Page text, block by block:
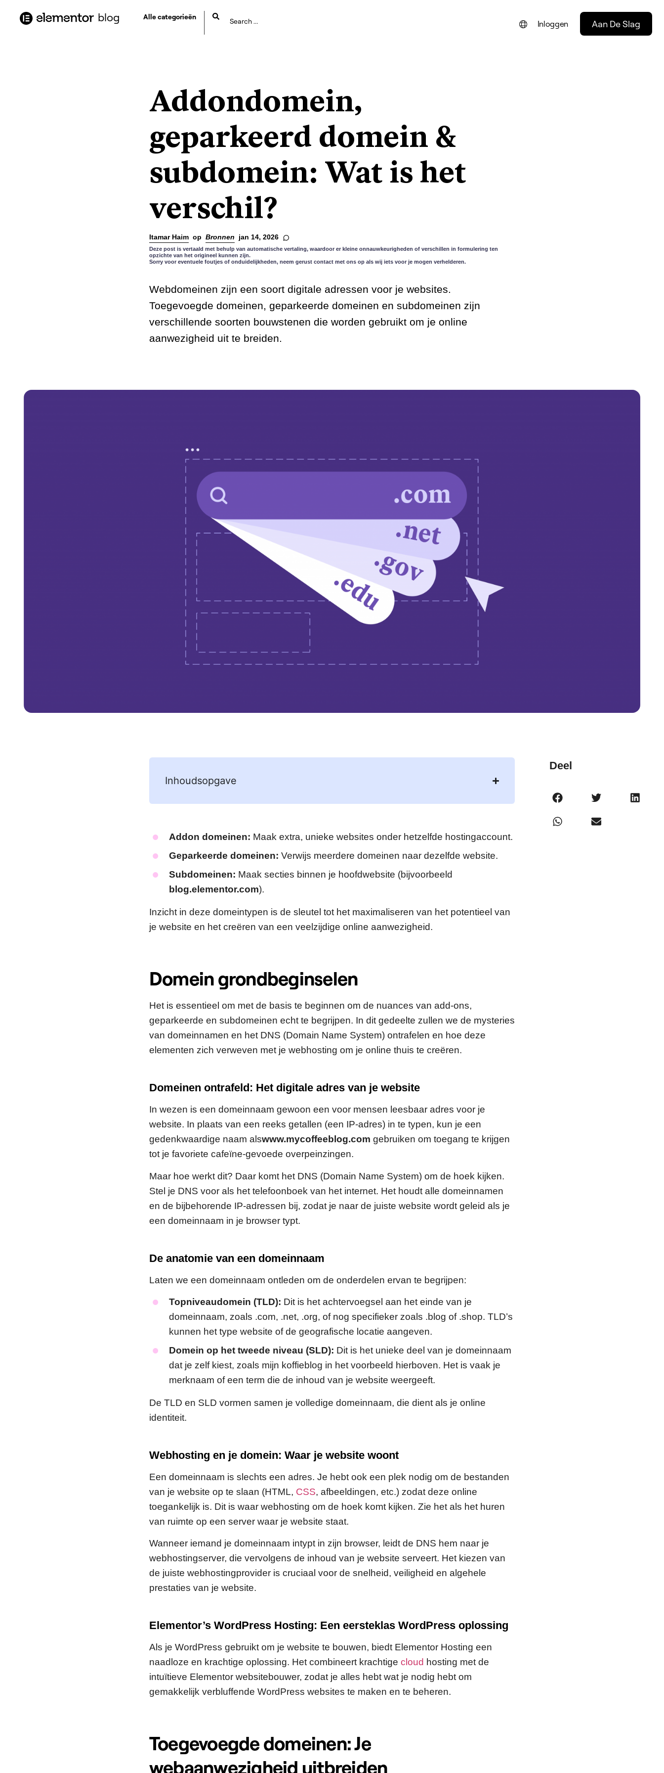
inhoud
blog Alle categorieën
Inloggen Aan De Slag
Addondomein,
geparkeerd domein &
subdomein: Wat is het
verschil?
Itamar Haim op Bronnen jan 14, 2026
Deze post is vertaald met behulp van automatische vertaling, waardoor er kleine onnauwkeurigheden of verschillen in formulering ten
opzichte van het origineel kunnen zijn.
Sorry voor eventuele foutjes of onduidelijkheden, neem gerust contact met ons op als wij iets voor je mogen verhelderen.
Webdomeinen zijn een soort digitale adressen voor je websites.
Toegevoegde domeinen, geparkeerde domeinen en subdomeinen zijn
verschillende soorten bouwstenen die worden gebruikt om je online
aanwezigheid uit te breiden.
Inhoudsopgave
Addon domeinen: Maak extra, unieke websites onder hetzelfde hostingaccount.
Geparkeerde domeinen: Verwijs meerdere domeinen naar dezelfde website.
Subdomeinen: Maak secties binnen je hoofdwebsite (bijvoorbeeld
blog.elementor.com).
Inzicht in deze domeintypen is de sleutel tot het maximaliseren van het potentieel van
je website en het creëren van een veelzijdige online aanwezigheid.
Domein grondbeginselen
Het is essentieel om met de basis te beginnen om de nuances van add-ons,
geparkeerde en subdomeinen echt te begrijpen. In dit gedeelte zullen we de mysteries
van domeinnamen en het DNS (Domain Name System) ontrafelen en hoe deze
elementen zich verweven met je webhosting om je online thuis te creëren.
Domeinen ontrafeld: Het digitale adres van je website
In wezen is een domeinnaam gewoon een voor mensen leesbaar adres voor je
website. In plaats van een reeks getallen (een IP-adres) in te typen, kun je een
gedenkwaardige naam alswww.mycoffeeblog.com gebruiken om toegang te krijgen
tot je favoriete cafeïne-gevoede overpeinzingen.
Maar hoe werkt dit? Daar komt het DNS (Domain Name System) om de hoek kijken.
Stel je DNS voor als het telefoonboek van het internet. Het houdt alle domeinnamen
en de bijbehorende IP-adressen bij, zodat je naar de juiste website wordt geleid als je
een domeinnaam in je browser typt.
De anatomie van een domeinnaam
Laten we een domeinnaam ontleden om de onderdelen ervan te begrijpen:
Topniveaudomein (TLD): Dit is het achtervoegsel aan het einde van je
domeinnaam, zoals .com, .net, .org, of nog specifieker zoals .blog of .shop. TLD’s
kunnen het type website of de geografische locatie aangeven.
Domein op het tweede niveau (SLD): Dit is het unieke deel van je domeinnaam
dat je zelf kiest, zoals mijn koffieblog in het voorbeeld hierboven. Het is vaak je
merknaam of een term die de inhoud van je website weergeeft.
De TLD en SLD vormen samen je volledige domeinnaam, die dient als je online
identiteit.
Webhosting en je domein: Waar je website woont
Een domeinnaam is slechts een adres. Je hebt ook een plek nodig om de bestanden
van je website op te slaan (HTML, CSS, afbeeldingen, etc.) zodat deze online
toegankelijk is. Dit is waar webhosting om de hoek komt kijken. Zie het als het huren
van ruimte op een server waar je website staat.
Wanneer iemand je domeinnaam intypt in zijn browser, leidt de DNS hem naar je
webhostingserver, die vervolgens de inhoud van je website serveert. Het kiezen van
de juiste webhostingprovider is cruciaal voor de snelheid, veiligheid en algehele
prestaties van je website.
Elementor’s WordPress Hosting: Een eersteklas WordPress oplossing
Als je WordPress gebruikt om je website te bouwen, biedt Elementor Hosting een
naadloze en krachtige oplossing. Het combineert krachtige cloud hosting met de
intuïtieve Elementor websitebouwer, zodat je alles hebt wat je nodig hebt om
gemakkelijk verbluffende WordPress websites te maken en te beheren.
Toegevoegde domeinen: Je
webaanwezigheid uitbreiden
Deel